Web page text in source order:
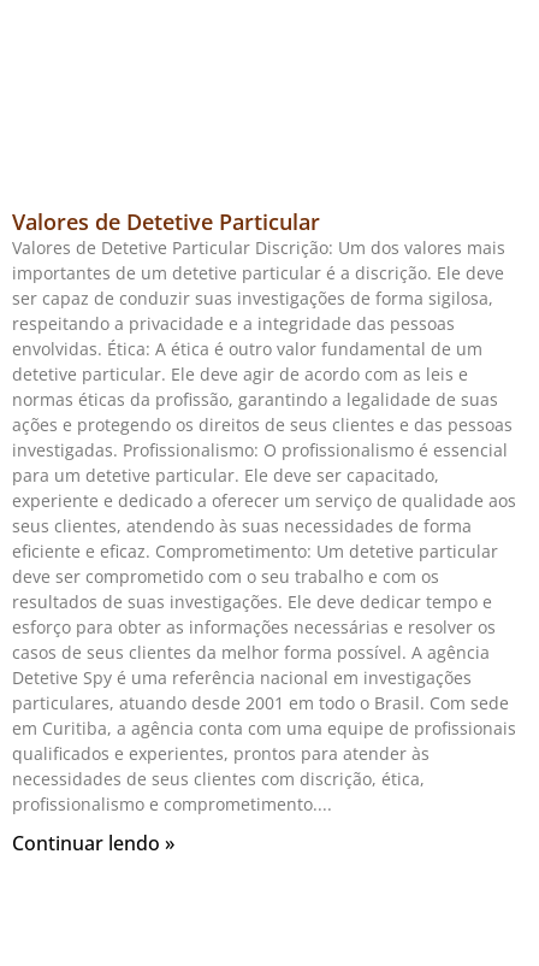
Valores de Detetive Particular
Valores de Detetive Particular Discrição: Um dos valores mais
importantes de um detetive particular é a discrição. Ele deve
ser capaz de conduzir suas investigações de forma sigilosa,
respeitando a privacidade e a integridade das pessoas
envolvidas. Ética: A ética é outro valor fundamental de um
detetive particular. Ele deve agir de acordo com as leis e
normas éticas da profissão, garantindo a legalidade de suas
ações e protegendo os direitos de seus clientes e das pessoas
investigadas. Profissionalismo: O profissionalismo é essencial
para um detetive particular. Ele deve ser capacitado,
experiente e dedicado a oferecer um serviço de qualidade aos
seus clientes, atendendo às suas necessidades de forma
eficiente e eficaz. Comprometimento: Um detetive particular
deve ser comprometido com o seu trabalho e com os
resultados de suas investigações. Ele deve dedicar tempo e
esforço para obter as informações necessárias e resolver os
casos de seus clientes da melhor forma possível. A agência
Detetive Spy é uma referência nacional em investigações
particulares, atuando desde 2001 em todo o Brasil. Com sede
em Curitiba, a agência conta com uma equipe de profissionais
qualificados e experientes, prontos para atender às
necessidades de seus clientes com discrição, ética,
profissionalismo e comprometimento.
Continuar lendo »